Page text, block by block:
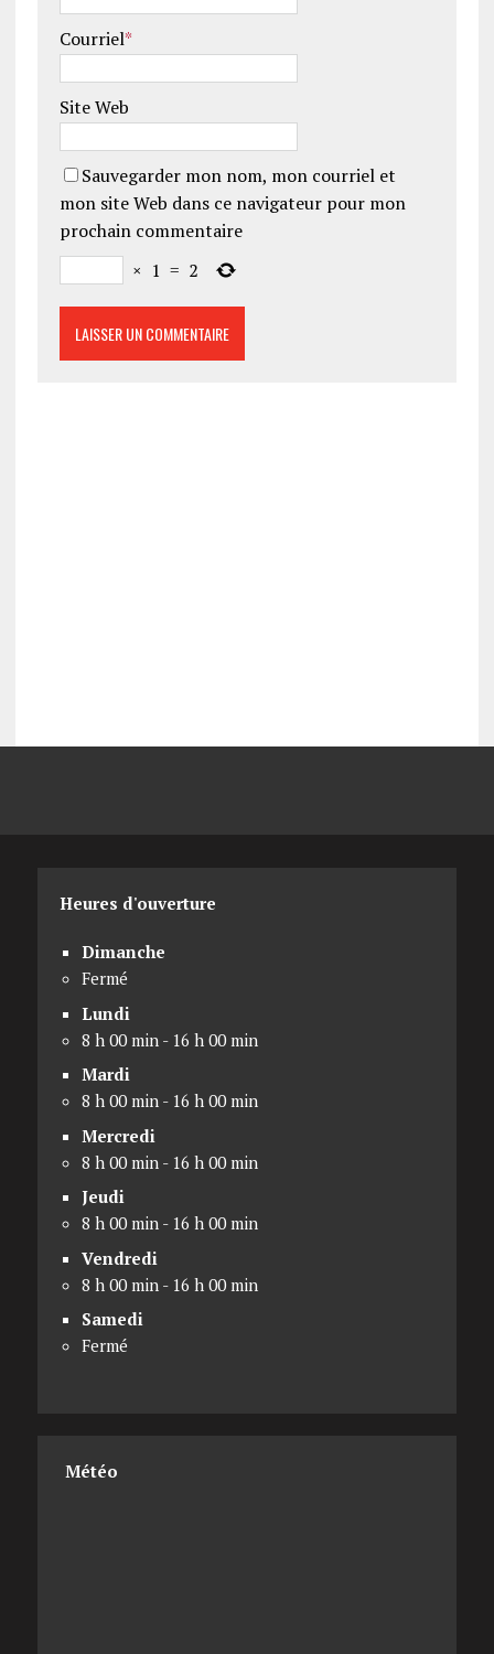
Courriel*
Site Web
Sauvegarder mon nom, mon courriel et
mon site Web dans ce navigateur pour mon
prochain commentaire
× 1 = 2
Heures d'ouverture
Dimanche
Fermé
Lundi
8 h 00 min - 16 h 00 min
Mardi
8 h 00 min - 16 h 00 min
Mercredi
8 h 00 min - 16 h 00 min
Jeudi
8 h 00 min - 16 h 00 min
Vendredi
8 h 00 min - 16 h 00 min
Samedi
Fermé
Météo